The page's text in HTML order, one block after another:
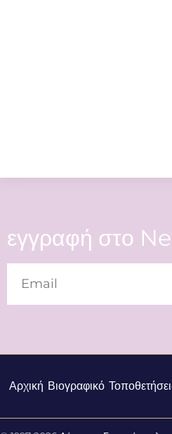
εγγραφή στο
Αρχική Βιογραφικό